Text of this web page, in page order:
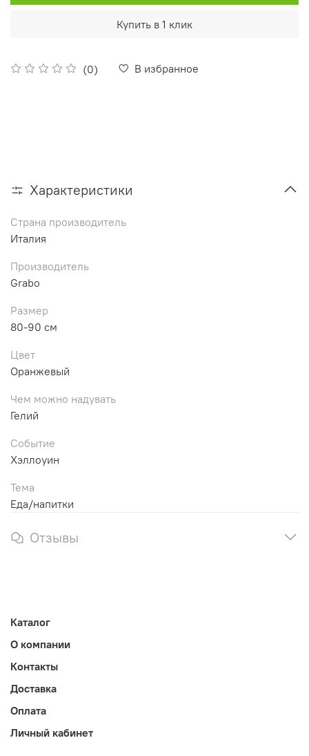
(0) В избранное
Купить в 1 клик
Характеристики
Страна производитель
Италия
Производитель
Grabo
Размер
80-90 см
Цвет
Оранжевый
Чем можно надувать
Гелий
Событие
Хэллоуин
Тема
Еда/напитки
Отзывы
Каталог
О компании
Контакты
Доставка
Оплата
Личный кабинет